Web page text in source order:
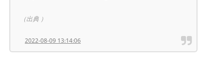
（出典 ）
2022-08-09 13:14:06